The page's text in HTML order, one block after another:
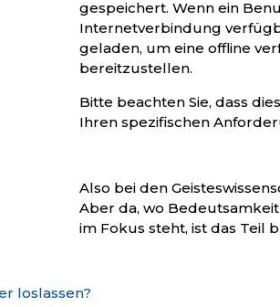
gespeichert. Wenn ein
Internetverbindung
geladen, um eine offline
bereitzustellen.
Bitte beachten Sie, dass
Ihren spezifischen
Also bei den
Aber da, wo
im Fokus steht, ist das Teil
loslassen?